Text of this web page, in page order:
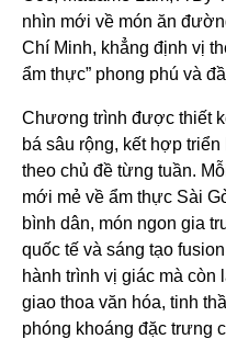
nhìn mới về món ăn
Chí Minh, khẳng định vị
ẩm thực” phong phú và
Chương trình được thiết
bá sâu rộng, kết hợp
theo chủ đề từng tuần.
mới mẻ về ẩm thực Sài
bình dân, món ngon gia
quốc tế và sáng tạo
hành trình vị giác mà còn
giao thoa văn hóa, tinh
phóng khoáng đặc trưng